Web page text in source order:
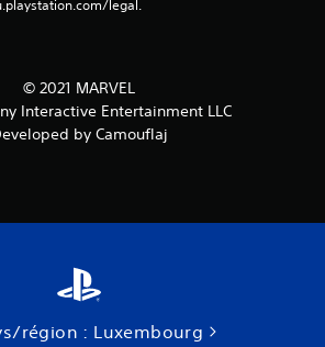
legal.
© 2021 MARVEL
Interactive Entertainment LLC
by Camouflaj
région : Luxembourg